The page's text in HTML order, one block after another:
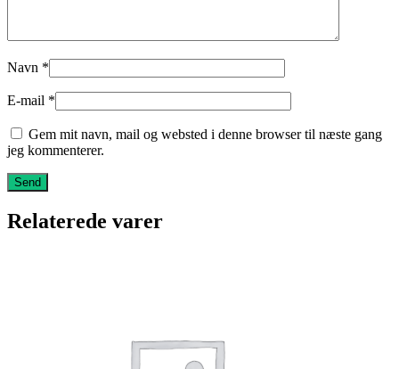
Navn *
E-mail *
Gem mit navn, mail og websted i denne browser til næste gang
jeg kommenterer.
Relaterede varer